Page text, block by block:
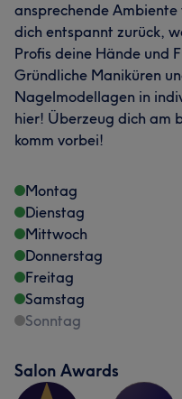
ansprechende
dich entspannt zurück,
Profis deine Hände und
Gründliche Maniküren
Nagelmodellagen in
hier! Überzeug dich am
komm vorbei!
Montag
Dienstag
Mittwoch
Donnerstag
Freitag
Samstag
Sonntag
Salon Awards